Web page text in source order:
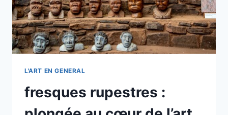
L'ART EN GENERAL
fresques rupestres :